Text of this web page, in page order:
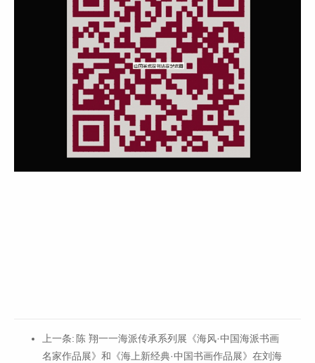
上一条:陈 翔一一海派传承系列展《海风·中国海派书画
名家作品展》和《海上新经典·中国书画作品展》在刘海